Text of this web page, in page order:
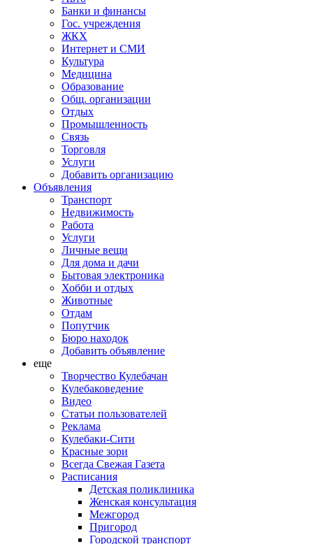
Банки и финансы
Гос. учреждения
ЖКХ
Интернет и СМИ
Культура
Медицина
Образование
Общ. организации
Отдых
Промышленность
Связь
Торговля
Услуги
Добавить организацию
Объявления
Транспорт
Недвижимость
Работа
Услуги
Личные вещи
Для дома и дачи
Бытовая электроника
Хобби и отдых
Животные
Отдам
Попутчик
Бюро находок
Добавить объявление
еще
Творчество Кулебачан
Кулебаковедение
Видео
Статьи пользователей
Реклама
Кулебаки-Сити
Красные зори
Всегда Свежая Газета
Расписания
Детская поликлиника
Женская консультация
Межгород
Пригород
Городской транспорт